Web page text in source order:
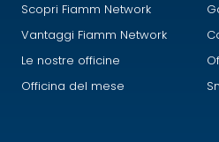
Scopri Fiamm Network
Vantaggi Fiamm Network
Le nostre officine
Officina del mese